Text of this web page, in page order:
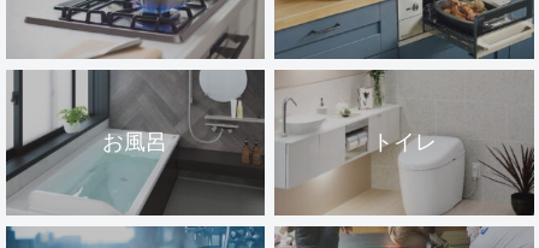
お風呂 トイレ